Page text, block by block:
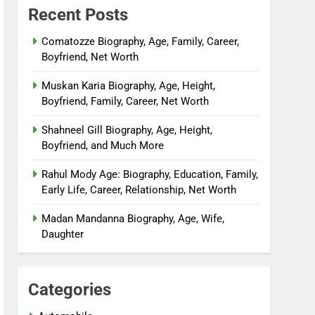
Recent Posts
Comatozze Biography, Age, Family, Career,
Boyfriend, Net Worth
Muskan Karia Biography, Age, Height,
Boyfriend, Family, Career, Net Worth
Shahneel Gill Biography, Age, Height,
Boyfriend, and Much More
Rahul Mody Age: Biography, Education, Family,
Early Life, Career, Relationship, Net Worth
Madan Mandanna Biography, Age, Wife,
Daughter
Categories